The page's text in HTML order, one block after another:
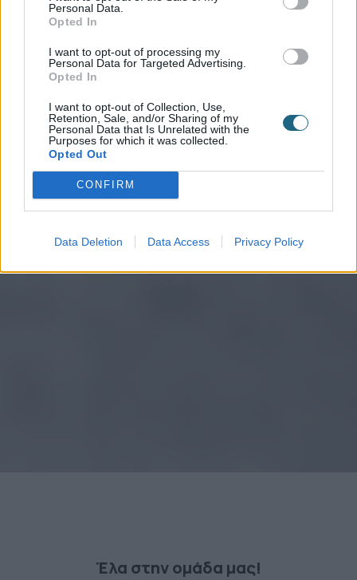
Personal Data.
Opted In
I want to opt-out of processing my
Personal Data for Targeted Advertising.
Opted In
I want to opt-out of Collection, Use,
Retention, Sale, and/or Sharing of my
Personal Data that Is Unrelated with the
Purposes for which it was collected.
Opted Out
CONFIRM
Data Deletion Data Access Privacy Policy
Έλα στην ομάδα μας!